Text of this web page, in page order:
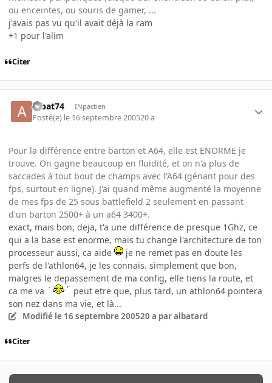
ou enceintes, ou souris de gamer, ...
j'avais pas vu qu'il avait déjà la ram
+1 pour l'alim
Citer
Albat74 INpactien
Posté(e) le 16 septembre 200520 a
Pour la différence entre barton et A64, elle est ENORME je
trouve. On gagne beaucoup en fluidité, et on n'a plus de
saccades à tout bout de champs avec l'A64 (génant pour des
fps, surtout en ligne). J'ai quand même augmenté la moyenne
de mes fps de 25 sous battlefield 2 seulement en passant
d'un barton 2500+ à un a64 3400+.
exact, mais bon, deja, t'a une différence de presque 1Ghz, ce
qui a la base est enorme, mais tu change l'architecture de ton
processeur aussi, ca aide
je ne remet pas en doute les
perfs de l'athlon64, je les connais. simplement que bon,
malgres le depassement de ma config, elle tiens la route, et
ca me va
peut etre que, plus tard, un athlon64 pointera
son nez dans ma vie, et là...
Modifié le 16 septembre 200520 a par albatard
Citer